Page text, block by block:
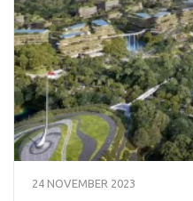
24 NOVEMBER 2023